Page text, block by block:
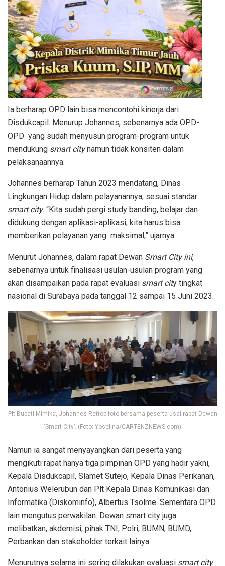
Ia berharap OPD lain bisa mencontohi kinerja dari
Disdukcapil. Menurup Johannes, sebenarnya ada OPD-
OPD yang sudah menyusun program-program untuk
mendukung smart citynamun tidak konsiten dalam
pelaksanaannya.
Johannes berharap Tahun 2023 mendatang, Dinas
Lingkungan Hidup dalam pelayanannya, sesuai standar
smart city. “Kita sudah pergi study banding, belajar dan
didukung dengan aplikasi-aplikasi, kita harus bisa
memberikan pelayanan yang maksimal,” ujarnya.
Menurut Johannes, dalam rapat Dewan Smart City ini,
sebenarnya untuk finalisasi usulan-usulan program yang
akan disampaikan pada rapat evaluasi smart city tingkat
nasional di Surabaya pada tanggal 12 sampai 15 Juni 2023.
Plt Bupati Mimika, Johannes Rettob foto bersama peserta usai rapat Dewan
‘Smart City’. (Foto: Yosefina/CARTENZNEWS.com)
Namun ia sangat menyayangkan dari peserta yang
mengikuti rapat hanya tiga pimpinan OPD yang hadir yakni,
Kepala Disdukcapil, Slamet Sutejo, Kepala Dinas Perikanan,
Antonius Welerubun dan Plt Kepala Dinas Komunikasi dan
Informatika (Diskominfo), Albertus Tsolme. Sementara OPD
lain mengutus perwakilan. Dewan smart city juga
melibatkan, akdemisi, pihak TNI, Polri, BUMN, BUMD,
Perbankan dan stakeholder terkait lainya.
Menurutnya selama ini sering dilakukan evaluasi smart city